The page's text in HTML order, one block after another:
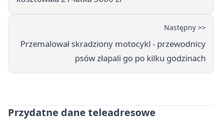
Następny >>
Przemalował skradziony motocykl - przewodnicy
psów złapali go po kilku godzinach
Przydatne dane teleadresowe